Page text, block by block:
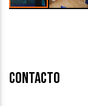
Contacto